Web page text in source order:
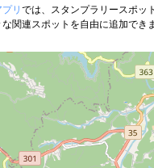
リ では、スタンプラリースポッ
関連スポットを自由に追加できま